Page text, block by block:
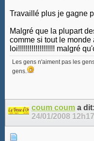
Travaillé plus je gagne
Malgré que la plupart
comme si tout le
loi!!!!!!!!!!!!!!!!!!! malgré
Les gens n'aiment pas les
gens.
coum coum a dit:
24/01/2008 12h17